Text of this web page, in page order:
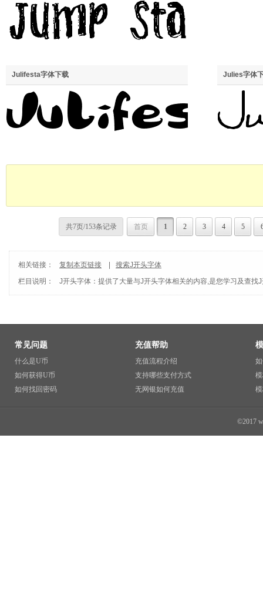
Julifesta字体下载 Julies字体
共7页/153条记录 首页 1 2 3 4 5
相关链接： 复制本页链接
搜索J开头字体
栏目说明：
J开头字体 ：提供了大量与J开头字体相关的内容,是您学习及查找
常见问题
什么是U币
如何获得U币
如何找回密码
充值帮助
充值流程介绍
支持哪些支付方式
无网银如何充值
©2017